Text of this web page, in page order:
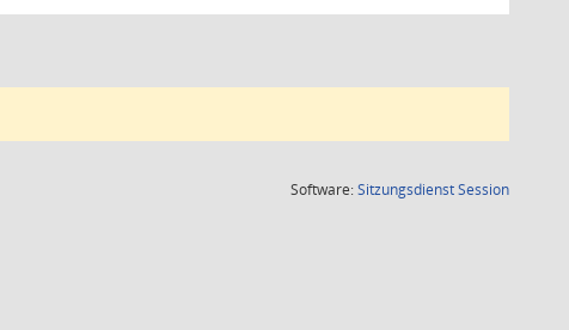
Software:SitzungsdienstSession(Wird in